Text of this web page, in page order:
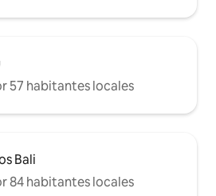
57 habitantes locales
Bali
84 habitantes locales